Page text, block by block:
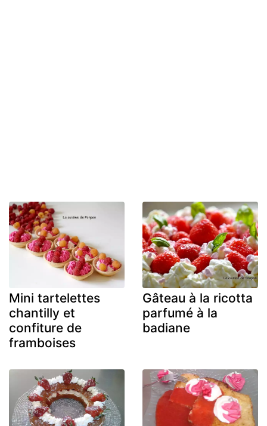
Mini tartelettes
chantilly et
confiture de
framboises
Gâteau à la ricotta
parfumé à la
badiane